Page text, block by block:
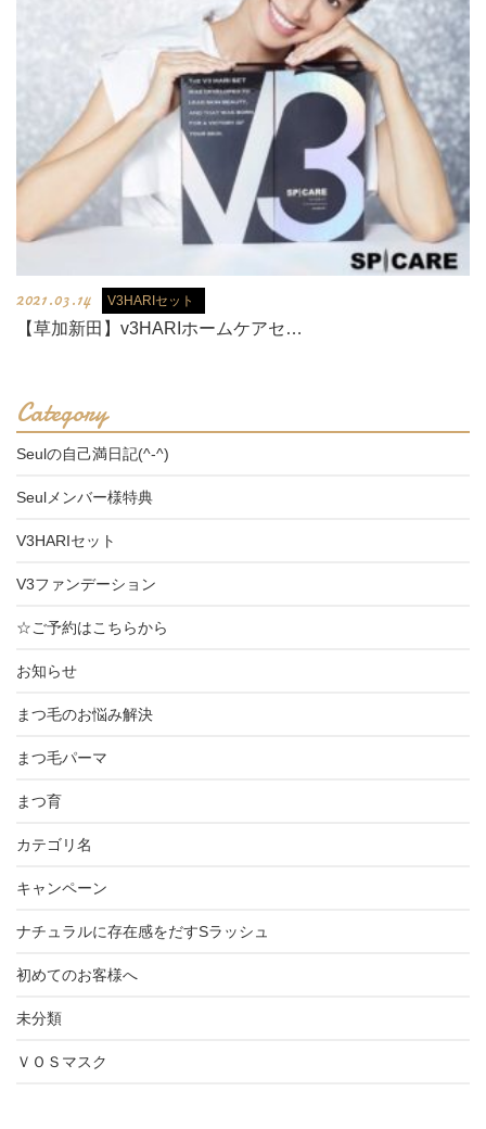
2021.03.14 V3HARIセット
【草加新田】v3HARIホームケアセ…
Category
Seulの自己満日記(^-^)
Seulメンバー様特典
V3HARIセット
V3ファンデーション
☆ご予約はこちらから
お知らせ
まつ毛のお悩み解決
まつ毛パーマ
まつ育
カテゴリ名
キャンペーン
ナチュラルに存在感をだすSラッシュ
初めてのお客様へ
未分類
ＶＯＳマスク